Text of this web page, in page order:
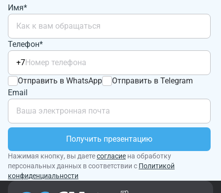
Имя*
Телефон*
+7
Отправить в WhatsApp
Отправить в Telegram
Email
Получить презентацию
Нажимая кнопку, вы даетесогласие на обработку
персональных данных в соответствии с Политикой
конфиденциальности